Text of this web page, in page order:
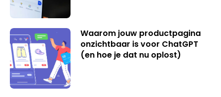
Waarom jouw productpagina
onzichtbaar is voor ChatGPT
(en hoe je dat nu oplost)